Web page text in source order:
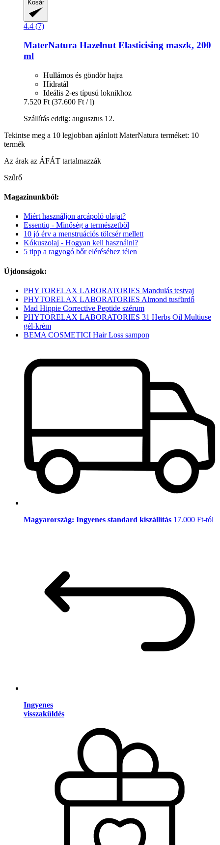
Kosár
4.4 (7)
MaterNatura Hazelnut Elasticising maszk, 200
ml
Hullámos és göndör hajra
Hidratál
Ideális 2-es típusú loknikhoz
7.520 Ft (37.600 Ft / l)
Szállítás eddig: augusztus 12.
Tekintse meg a 10 legjobban ajánlott MaterNatura terméket: 10
termék
Az árak az ÁFÁT tartalmazzák
Szűrő
Magazinunkból:
Miért használjon arcápoló olajat?
Essentiq - Minőség a természetből
10 jó érv a menstruációs tölcsér mellett
Kókuszolaj - Hogyan kell használni?
5 tipp a ragyogó bőr eléréséhez télen
Újdonságok:
PHYTORELAX LABORATORIES Mandulás testvaj
PHYTORELAX LABORATORIES Almond tusfürdő
Mad Hippie Corrective Peptide szérum
PHYTORELAX LABORATORIES 31 Herbs Oil Multiuse
gél-krém
BEMA COSMETICI Hair Loss sampon
Magyarország: Ingyenes standard kiszállítás 17.000 Ft-tól
Ingyenes
visszaküldés